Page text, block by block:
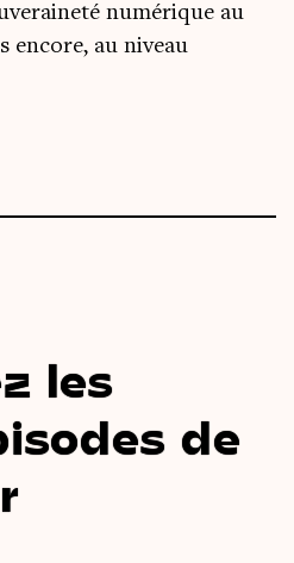
numé­rique au
encore, au niveau
les
de